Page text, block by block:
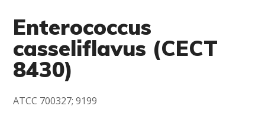
Enterococcus
casseliflavus (CECT
8430)
ATCC 700327; 9199